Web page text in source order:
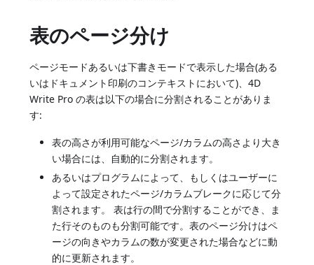
表のページ分け
ページモードあるいは下書きモードで表示した場合(ある
いはドキュメント印刷のコンテキストにおいて)、4D
Write Pro の表は以下の場合に分割されることがありま
す:
表の高さが利用可能なページ/カラムの高さより大き
い場合には、自動的に分割されます。
あるいはプログラムによって、もしくはユーザーに
よって設定されたページ/カラムブレークに応じて分
割されます。 表は行の間で分割することができ、ま
た行そのものも分割可能です。表のページ分けはペ
ージの向きやカラムの数が変更された場合などに動
的に更新されます。